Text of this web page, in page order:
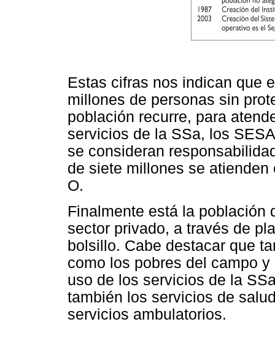
Estas cifras nos indican que
millones de personas sin
población recurre, para
servicios de la SSa, los
se consideran
de siete millones se
O.
Finalmente está la población
sector privado, a través de
bolsillo. Cabe destacar que
como los pobres del campo
uso de los servicios de la
también los servicios de
servicios ambulatorios.